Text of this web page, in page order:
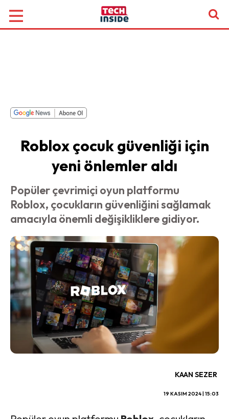
Roblox çocuk güvenliği için
yeni önlemler aldı
Popüler çevrimiçi oyun platformu
Roblox, çocukların güvenliğini sağlamak
amacıyla önemli değişikliklere gidiyor.
KAAN SEZER
19 KASIM 2024 | 15:03